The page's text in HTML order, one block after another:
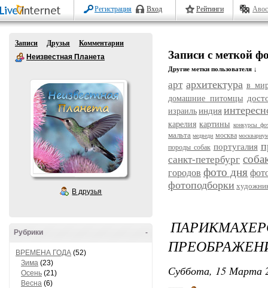
Регистрация Вход Рейтинги
Записи Друзья
Комментарии
Неизвестная Планета
В друзья
-
Рубрики
ВРЕМЕНА ГОДА (52)
Зима (23)
Осень (21)
Весна (6)
Записи с меткой
Другие метки пользователя ↓
арт архитектура в
домашние питомцы
израиль индия
карелия картины конкурсы
мальта медведи москва
породы собак португалия
санкт-петербург
городов фото дня
фотоподборки
Суббота, 15 Марта